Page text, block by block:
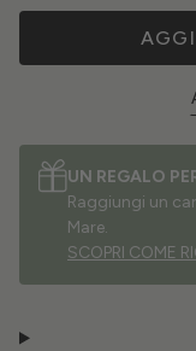
UN REGALO
Raggiungi un
Mare.
SCOPRI COME